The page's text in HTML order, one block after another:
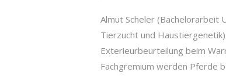
Almut Scheler (Bachelorarbeit
Tierzucht und
Exterieurbeurteilung beim
Fachgremium werden Pferde